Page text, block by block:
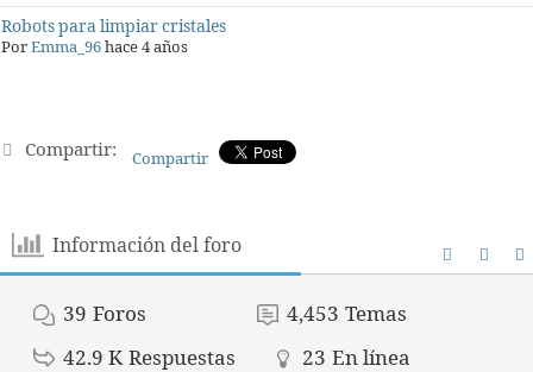
Robots para limpiar cristales
PorEmma_96hace 4 años
Compartir: Compartir
Información del foro
39 Foros 4,453 Temas
42.9 K Respuestas 23 En línea